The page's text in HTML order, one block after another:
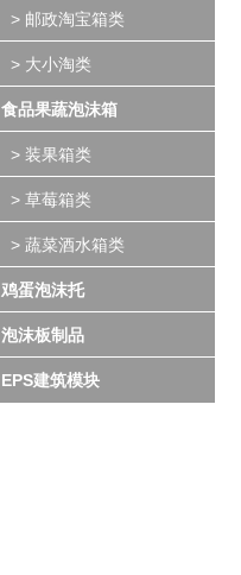
> 邮政淘宝箱类
> 大小淘类
食品果蔬泡沫箱
> 装果箱类
> 草莓箱类
> 蔬菜酒水箱类
鸡蛋泡沫托
泡沫板制品
EPS建筑模块